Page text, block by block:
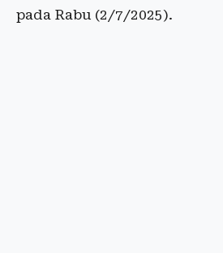
pada Rabu (2/7/2025).